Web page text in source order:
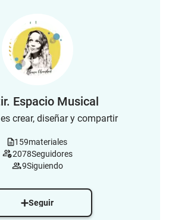
Espacio Musical
crear, diseñar y compartir
159materiales
2078Seguidores
9Siguiendo
Seguir